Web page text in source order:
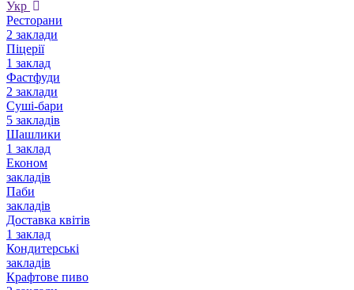
Укр
Ресторани
2 заклади
Піцерії
1 заклад
Фастфуди
2 заклади
Суші-бари
5 закладів
Шашлики
1 заклад
Економ
закладів
Паби
закладів
Доставка квітів
1 заклад
Кондитерські
закладів
Крафтове пиво